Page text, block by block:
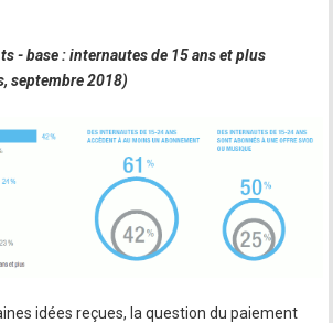
- base : internautes de 15 ans et plus
septembre 2018)
idées reçues, la question du paiement